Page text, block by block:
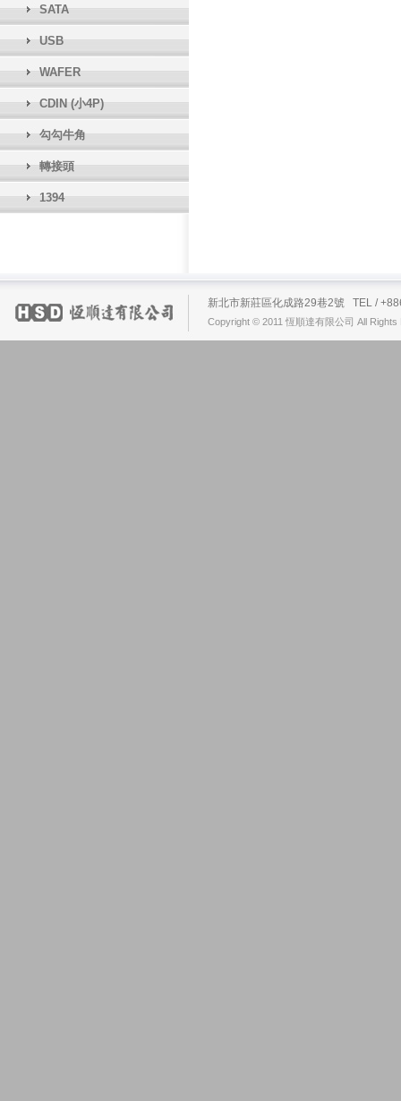
SATA
USB
WAFER
CDIN (小4P)
勾勾牛角
轉接頭
1394
新北市新莊區化成路29巷2號 TEL /
Copyright © 2011 恆順達有限公司 All